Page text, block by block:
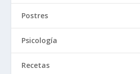
Postres
Psicología
Recetas